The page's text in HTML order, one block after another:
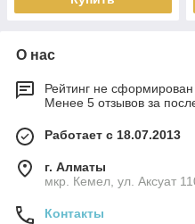
О нас
Рейтинг не сформирован
Менее 5 отзывов за
Работает с 18.07.2013
г. Алматы
мкр. Кемел, ул. Аксуат
Контакты